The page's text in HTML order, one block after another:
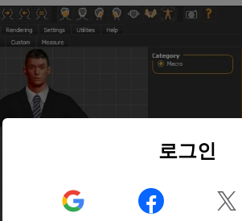
로그인
 